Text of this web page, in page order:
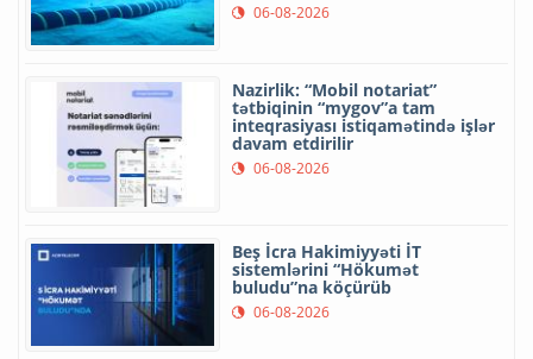
06-08-2026
Nazirlik: “Mobil notariat”
tətbiqinin “mygov”a tam
inteqrasiyası istiqamətində işlər
davam etdirilir
06-08-2026
Beş İcra Hakimiyyəti İT
sistemlərini “Hökumət
buludu”na köçürüb
06-08-2026